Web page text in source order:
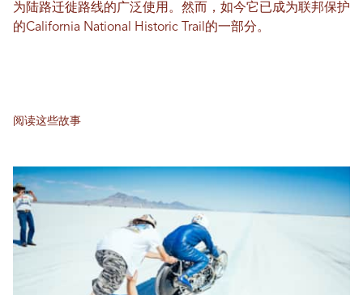
为陆路迁徙路线的广泛使用。然而，如今它已成为联邦保护
的California National Historic Trail的一部分。
阅读这些故事